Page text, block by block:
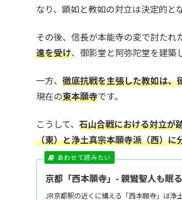
なり、顕如と教如の対立は決定的と
その後、信長が本能寺の変で討たれ
進を受け、御影堂と阿弥陀堂を建築
一方、 徹底抗戦を主張した教如は、
現在の東本願寺です。
こうして、 石山合戦における対立が
（東）と浄土真宗本願寺派（西）に
京都「西本願寺」- 親鸞聖人も眠
JR京都駅の近くに構える「西本願寺」は浄